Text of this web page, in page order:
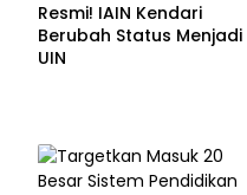
Resmi! IAIN Kendari
Berubah Status Menjadi
UIN